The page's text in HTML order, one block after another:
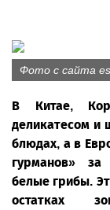
Фото с сайта
В Китае,
деликатесом и
блюдах, а в
гурманов»
белые грибы.
остатках